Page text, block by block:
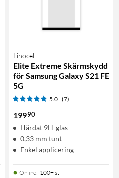
Linocell
Elite Extreme Skärmskydd
för Samsung Galaxy S21 FE
5G
5.0 (7)
19990
Härdat 9H-glas
0,33 mm tunt
Enkel applicering
Online: 100+ st